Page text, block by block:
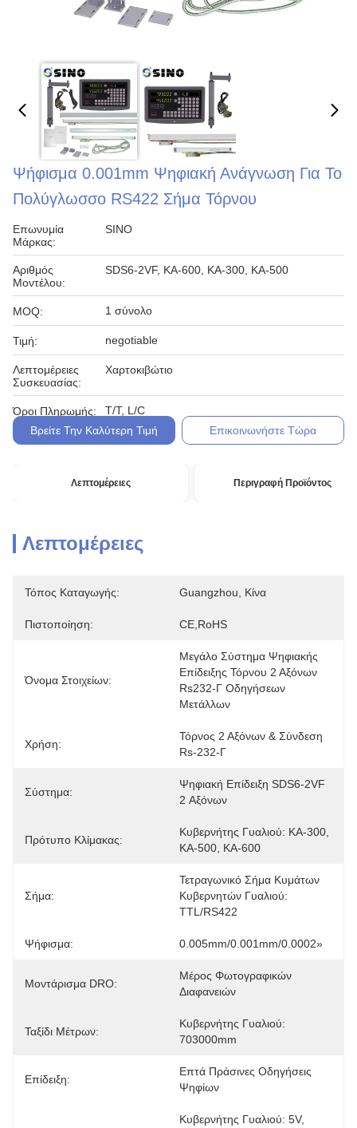
Ψήφισμα 0.001mm Ψηφιακή Ανάγνωση Για Το
Πολύγλωσσο RS422 Σήμα Τόρνου
Επωνυμία
Μάρκας:
SINO
Αριθμός
Μοντέλου:
SDS6-2VF, ΚΑ-600, ΚΑ-300, ΚΑ-500
MOQ: 1 σύνολο
Τιμή: negotiable
Λεπτομέρειες
Συσκευασίας:
Χαρτοκιβώτιο
Όροι Πληρωμής:
T/T, L/C
Βρείτε Την Καλύτερη Τιμή
Επικοινωνήστε Τώρα
Λεπτομέρειες Περιγραφή Προϊόντος
Λεπτομέρειες
Τόπος Καταγωγής: Guangzhou, Κίνα
Πιστοποίηση: CE,RoHS
Όνομα Στοιχείων:
Μεγάλο Σύστημα Ψηφιακής
Επίδειξης Τόρνου 2 Αξόνων
Rs232-Γ Οδηγήσεων
Μετάλλων
Χρήση:
Τόρνος 2 Αξόνων & Σύνδεση
Rs-232-Γ
Σύστημα:
Ψηφιακή Επίδειξη SDS6-2VF
2 Αξόνων
Πρότυπο Κλίμακας:
Κυβερνήτης Γυαλιού: ΚΑ-300,
ΚΑ-500, ΚΑ-600
Σήμα:
Τετραγωνικό Σήμα Κυμάτων
Κυβερνητών Γυαλιού:
TTL/RS422
Ψήφισμα: 0.005mm/0.001mm/0.0002»
Μοντάρισμα DRO:
Μέρος Φωτογραφικών
Διαφανειών
Ταξίδι Μέτρων:
Κυβερνήτης Γυαλιού:
703000mm
Επίδειξη:
Επτά Πράσινες Οδηγήσεις
Ψηφίων
Κυβερνήτης Γυαλιού: 5V,